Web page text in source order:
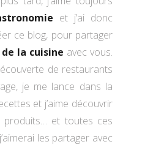
et j’ai donc
ce blog, pour partager
la cuisine avec vous.
de restaurants
je me lance dans la
et j’aime découvrir
produits… et toutes ces
les partager avec